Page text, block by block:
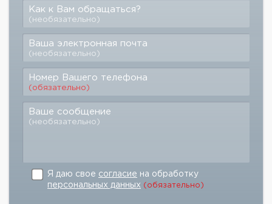
Как к Вам обращаться?
(необязательно)
Ваша электронная почта
(необязательно)
Номер Вашего телефона
(обязательно)
Ваше сообщение
(необязательно)
Я даю свое согласие на обработку
персональных данных (обязательно)